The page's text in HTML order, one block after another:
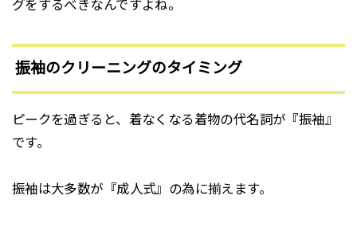
グをするべきなんですよね。
振袖のクリーニングのタイミング
ピークを過ぎると、着なくなる着物の代名詞が『振袖』
です。
振袖は大多数が『成人式』の為に揃えます。